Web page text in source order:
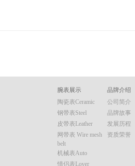
腕表展示
陶瓷表Ceramic
钢带表Steel
皮带表Leather
网带表 Wire mesh
belt
机械表Auto
情侣表Lover
品牌介绍
公司简介
品牌故事
发展历程
资质荣誉